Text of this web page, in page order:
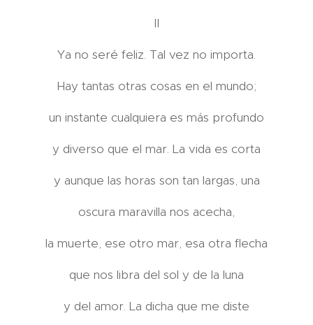
II
Ya no seré feliz. Tal vez no importa.
Hay tantas otras cosas en el mundo;
un instante cualquiera es más profundo
y diverso que el mar. La vida es corta
y aunque las horas son tan largas, una
oscura maravilla nos acecha,
la muerte, ese otro mar, esa otra flecha
que nos libra del sol y de la luna
y del amor. La dicha que me diste